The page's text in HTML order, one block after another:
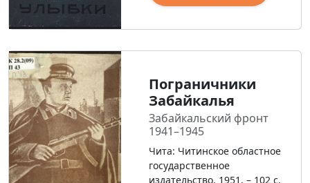
Пограничники
Забайкалья
Забайкальский фронт
1941–1945
Чита: Читинское областное
государственное
издательство, 1951. – 102 с.